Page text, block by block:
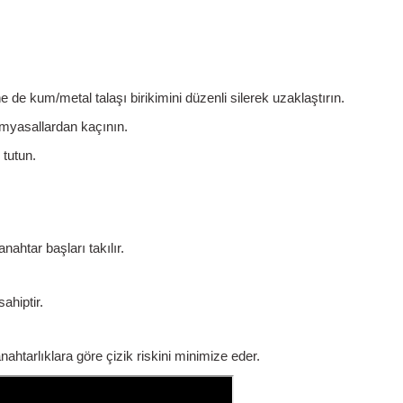
de kum/metal talaşı birikimini düzenli silerek uzaklaştırın.
kaçının.
tutun.
başları takılır.
göre çizik riskini minimize eder.